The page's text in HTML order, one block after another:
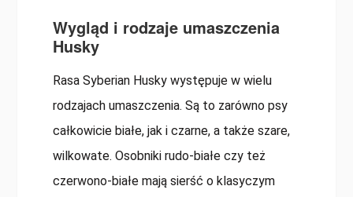
Wygląd i rodzaje umaszczenia
Husky
Rasa Syberian Husky występuje w wielu
rodzajach umaszczenia. Są to zarówno psy
całkowicie białe, jak i czarne, a także szare,
wilkowate. Osobniki rudo-białe czy też
czerwono-białe mają sierść o klasyczym